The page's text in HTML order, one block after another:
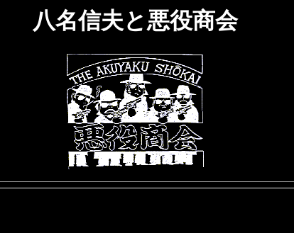
八名信夫と悪役商会